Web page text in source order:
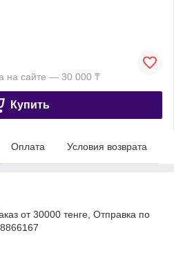
на сайте — 30 000 ₸
Купить
Оплата Условия возврата
от 30000 тенге, Отправка по